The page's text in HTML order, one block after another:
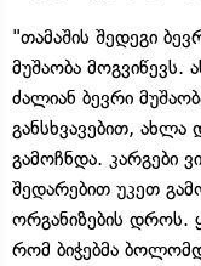
"თამაშის შედეგი
მუშაობა მოგვიწევს.
ძალიან ბევრი
განსხვავებით, ახლა
გამოჩნდა. კარგები
შედარებით უკეთ
ორგანიზების დროს.
რომ ბიჭებმა